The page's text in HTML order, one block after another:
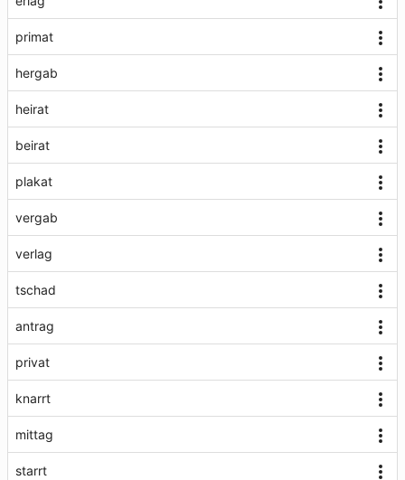
primat
hergab
heirat
beirat
plakat
vergab
verlag
tschad
antrag
privat
knarrt
mittag
starrt